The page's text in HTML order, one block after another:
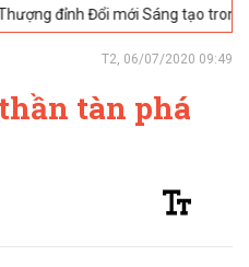
Đổi mới Sáng tạo trong
T2, 06/07/2020 09:49
tàn phá